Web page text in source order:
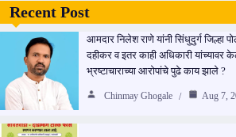
Recent Post
आमदार निलेश राणे यांनी सिंधुदुर्ग जिल्हा
दहीकर व इतर काही अधिकारी यांच्यावर
भ्रष्टाचाराच्या आरोपांचे पुढे काय झाले ?
Chinmay Ghogale Aug 7,